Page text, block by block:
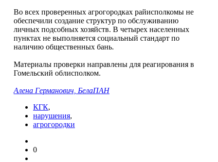
Во всех проверенных агрогородках райисполкомы не
обеспечили создание структур по обслуживанию
личных подсобных хозяйств. В четырех населенных
пунктах не выполняется социальный стандарт по
наличию общественных бань.
Материалы проверки направлены для реагирования в
Гомельский облисполком.
Алена Германович, БелаПАН
КГК,
нарушения,
агрогородки
0